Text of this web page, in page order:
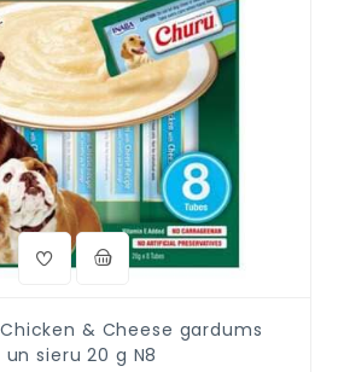
& Cheese gardums
sieru 20 g N8